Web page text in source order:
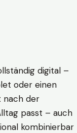
digital –
oder einen
nach der
passt – auch
kombinierbar